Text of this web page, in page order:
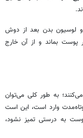
و لوسیون بدن بعد از دوش
بماند و از آن خارج
به طور کلی می‌توان
وارد است، این است
به درستی تمیز نشود،